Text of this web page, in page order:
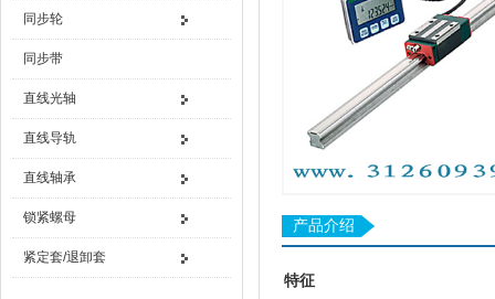
同步轮
同步带
直线光轴
直线导轨
直线轴承
锁紧螺母
紧定套/退卸套
产品介绍
特征